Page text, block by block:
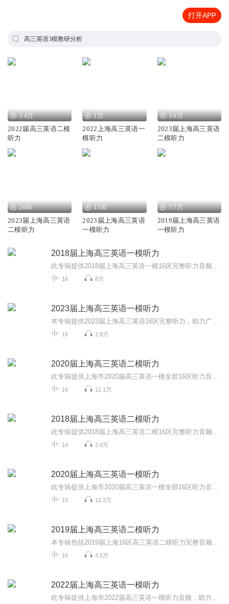
打开APP
高三英语3模教研分析
3.4万
2022届高三英语二模
听力
1万
2022上海高三英语一
模听力
3.6万
2023届上海高三英语
二模听力
2486
2023届上海高三英语
二模听力
1530
2023届上海高三英语
一模听力
7.7万
2019届上海高三英语
一模听力
2018届上海高三英语一模听力
16 8万
2023届上海高三英语一模听力
16 2.8万
2020届上海高三英语二模听力
16 11.1万
2018届上海高三英语二模听力
14 2.6万
2020届上海高三英语一模听力
15 12.3万
2019届上海高三英语二模听力
16 4.5万
2022届上海高三英语一模听力